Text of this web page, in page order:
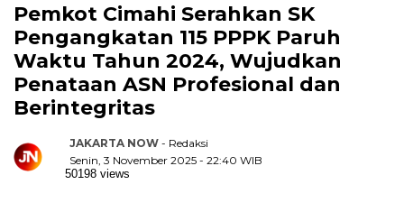
Pemkot Cimahi Serahkan SK
Pengangkatan 115 PPPK Paruh
Waktu Tahun 2024, Wujudkan
Penataan ASN Profesional dan
Berintegritas
JAKARTA NOW - Redaksi
Senin, 3 November 2025 - 22:40 WIB
50198 views